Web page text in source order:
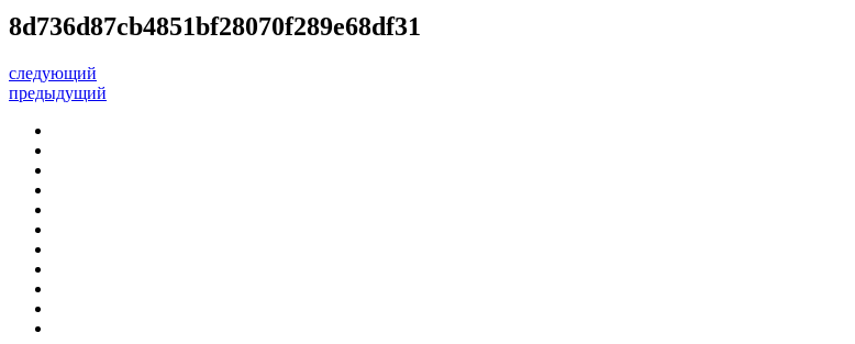
8d736d87cb4851bf28070f289e68df31
следующий
предыдущий